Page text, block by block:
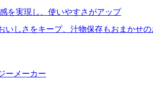
を実現し、使いやすさがアップ
いしさをキープ、汁物保存もおまかせ
ーメーカー